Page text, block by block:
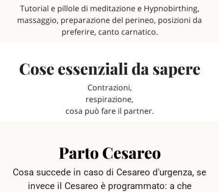
Tutorial e pillole di meditazione e Hypnobirthing,
massaggio, preparazione del perineo, posizioni da
preferire, canto carnatico.
Cose essenziali da sapere
Contrazioni,
respirazione,
cosa può fare il partner.
Parto Cesareo
Cosa succede in caso di Cesareo d'urgenza, se
invece il Cesareo è programmato: a che